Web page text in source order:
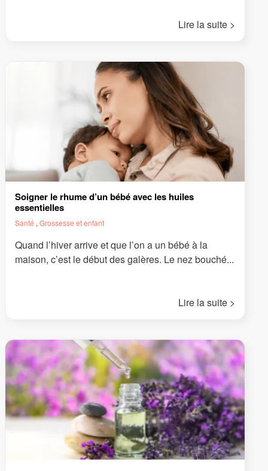
Lire la suite >
Soigner le rhume d’un bébé avec les huiles
essentielles
Santé , Grossesse et enfant
Quand l’hiver arrive et que l’on a un bébé à la
maison, c’est le début des galères. Le nez bouché...
Lire la suite >